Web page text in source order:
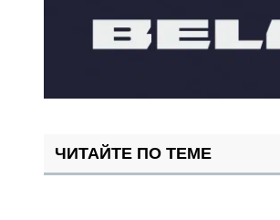
ЧИТАЙТЕ ПО ТЕМЕ